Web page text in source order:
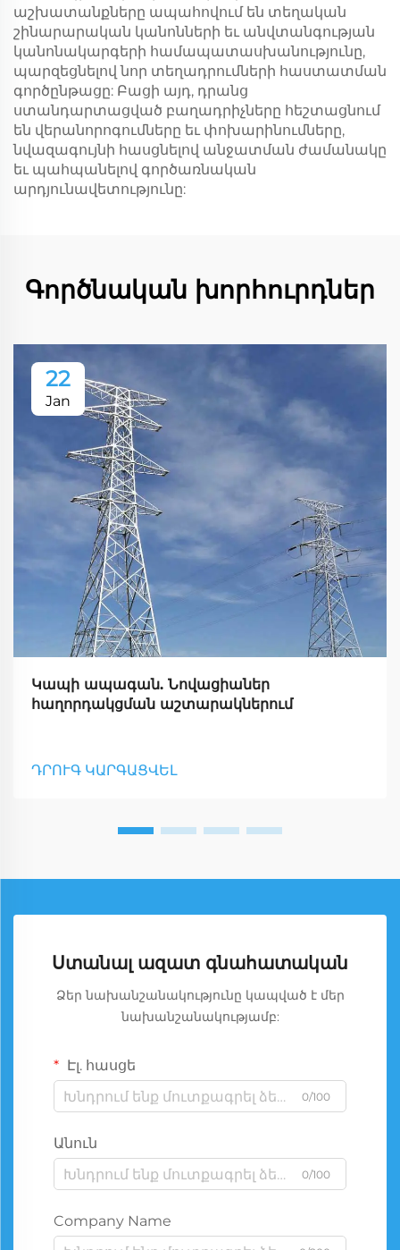
աշխատանքները ապահովում են տեղական
շինարարական կանոնների եւ անվտանգության
կանոնակարգերի համապատասխանությունը,
պարզեցնելով նոր տեղադրումների հաստատման
գործընթացը: Բացի այդ, դրանց
ստանդարտացված բաղադրիչները հեշտացնում
են վերանորոգումները եւ փոխարինումները,
նվազագույնի հասցնելով անջատման ժամանակը
եւ պահպանելով գործառնական
արդյունավետությունը:
Գործնական խորհուրդներ
22
Jan
Կապի ապագան. Նովացիաներ
հաղորդակցման աշտարակներում
ԴՐՈՒԳ ԿԱՐԳԱՑՎԵԼ
Ստանալ ազատ գնահատական
Ձեր նախանշանակությունը կապված է մեր
նախանշանակությամբ:
Էլ. հասցե
0/100
Անուն
0/100
Company Name